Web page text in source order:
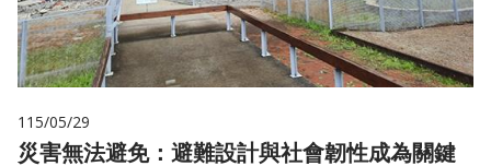
115/05/29
災害無法避免：避難設計與社會韌性成為關鍵